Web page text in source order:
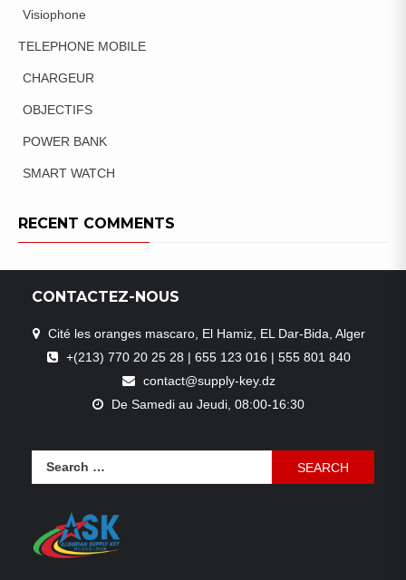
Visiophone
TELEPHONE MOBILE
CHARGEUR
OBJECTIFS
POWER BANK
SMART WATCH
RECENT COMMENTS
CONTACTEZ-NOUS
Cité les oranges mascaro, El Hamiz, EL Dar-Bida, Alger
+(213) 770 20 25 28 | 655 123 016 | 555 801 840
contact@supply-key.dz
De Samedi au Jeudi, 08:00-16:30